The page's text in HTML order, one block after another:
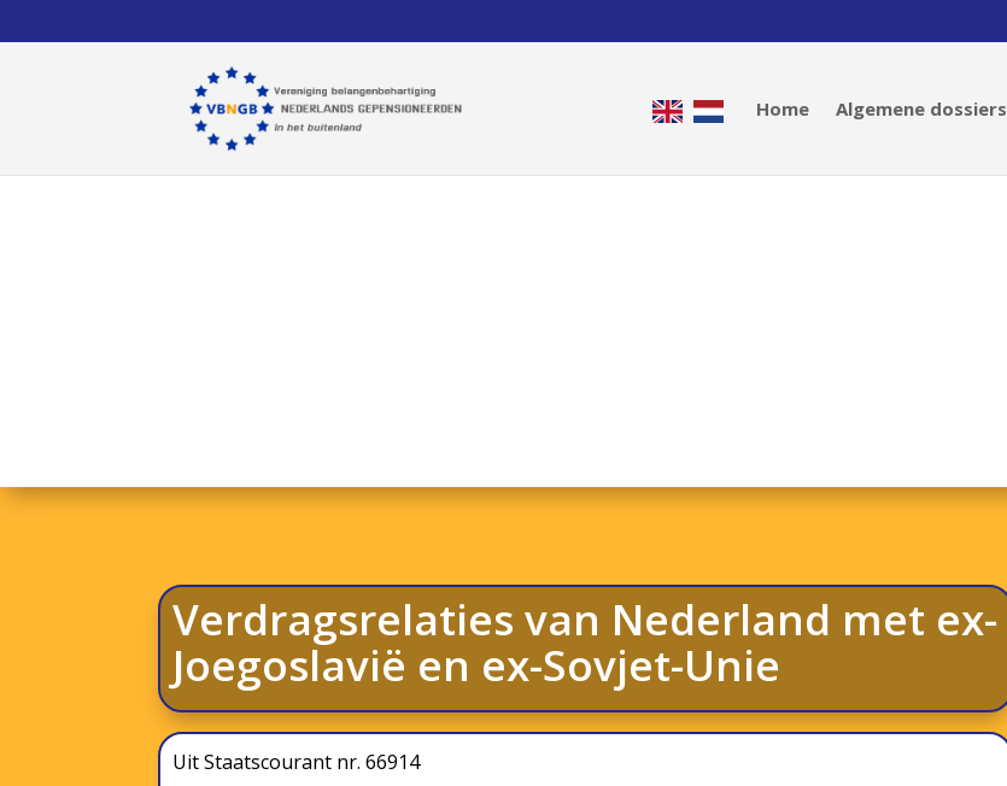
Home Algemene dossiers
Verdragsrelaties van Nederland met ex-
Joegoslavië en ex-Sovjet-Unie
Uit Staatscourant nr. 66914